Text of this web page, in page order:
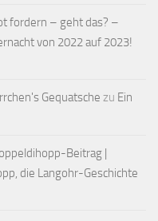
fordern – geht das? –
von 2022 auf 2023!
Gequatsche zu Ein
Beitrag |
die Langohr-Geschichte